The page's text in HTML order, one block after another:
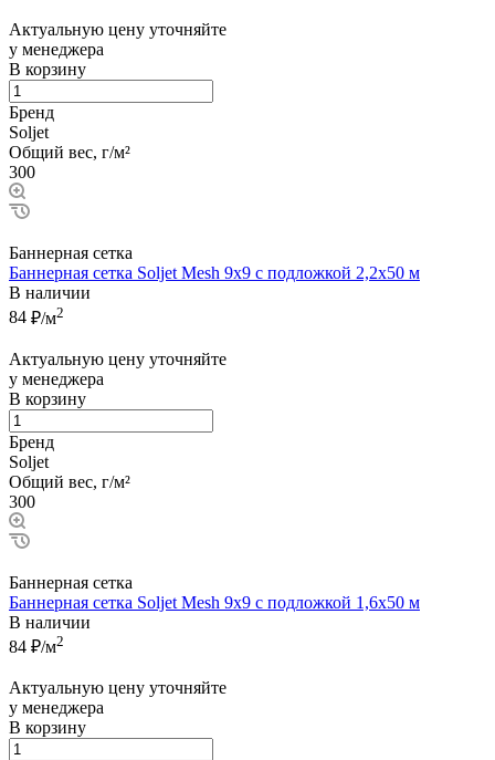
Актуальную цену уточняйте
у менеджера
В корзину
Бренд
Soljet
Общий вес, г/м²
300
Баннерная сетка
Баннерная сетка Soljet Mesh 9х9 с подложкой 2,2x50 м
В наличии
84 ₽/м2
Актуальную цену уточняйте
у менеджера
В корзину
Бренд
Soljet
Общий вес, г/м²
300
Баннерная сетка
Баннерная сетка Soljet Mesh 9х9 с подложкой 1,6x50 м
В наличии
84 ₽/м2
Актуальную цену уточняйте
у менеджера
В корзину